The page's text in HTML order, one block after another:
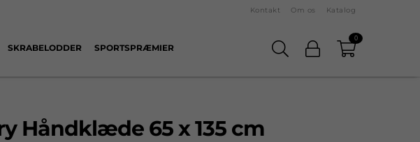
Kontakt Om os Katalog
0
SKRABELODDER SPORTSPRÆMIER
Håndklæde 65 x 135 cm